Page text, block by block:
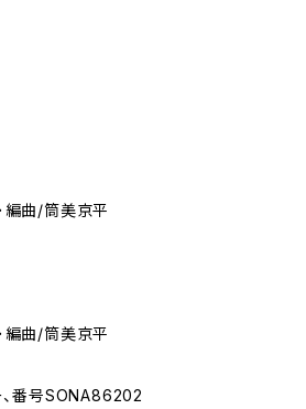
編曲/筒美京平
編曲/筒美京平
番号SONA86202